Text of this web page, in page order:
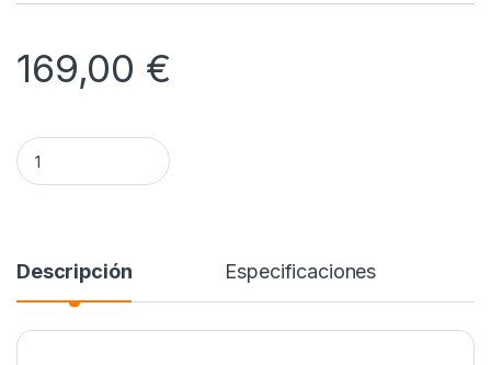
169,00 €
Samsung Galaxy A17 5G (4/128GB) quantity
Descripción Especificaciones